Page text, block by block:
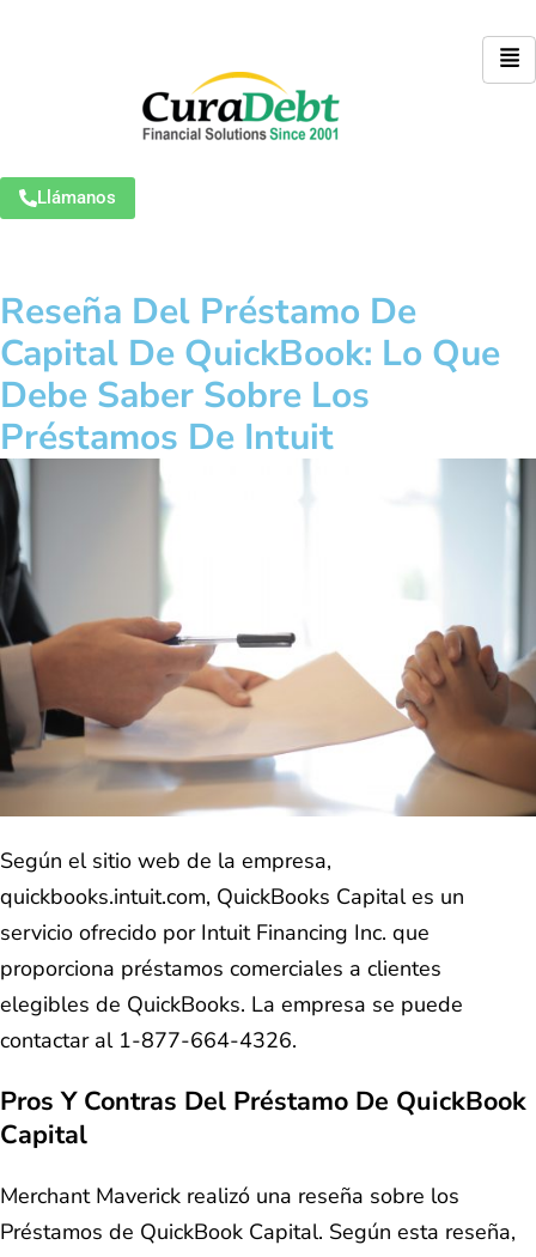
Llámanos
Reseña Del Préstamo De
Capital De QuickBook: Lo Que
Debe Saber Sobre Los
Préstamos De Intuit
Según el sitio web de la empresa,
quickbooks.intuit.com, QuickBooks Capital es un
servicio ofrecido por Intuit Financing Inc. que
proporciona préstamos comerciales a clientes
elegibles de QuickBooks. La empresa se puede
contactar al 1-877-664-4326.
Pros Y Contras Del Préstamo De QuickBook
Capital
Merchant Maverick realizó una reseña sobre los
Préstamos de QuickBook Capital. Según esta reseña,